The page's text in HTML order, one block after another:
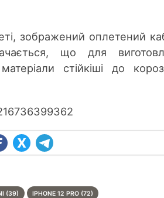
зображений оплетений
що для
стійкіші до
(39) IPHONE 12 PRO (72)